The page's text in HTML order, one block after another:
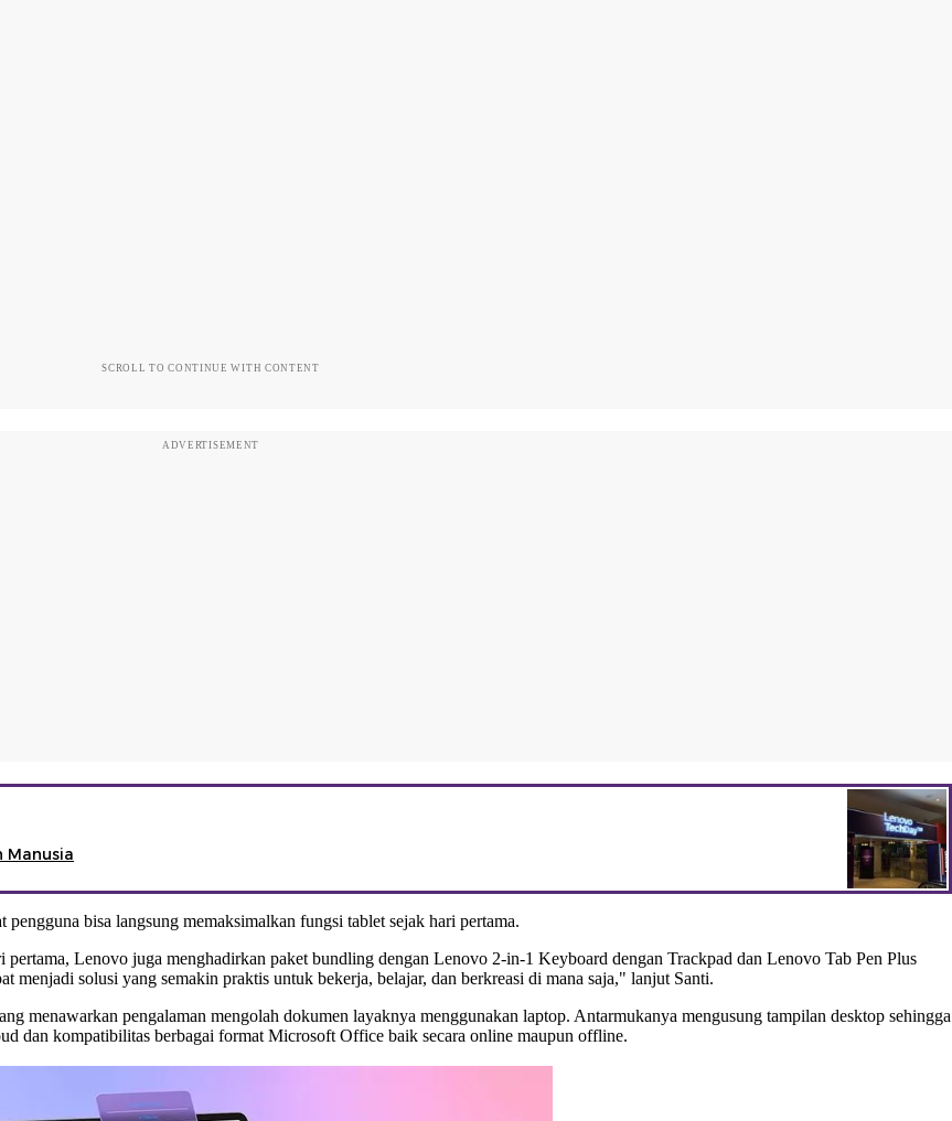
SCROLL TO CONTINUE WITH CONTENT
ADVERTISEMENT
Manusia
bisa langsung memaksimalkan fungsi tablet sejak hari pertama.
Lenovo juga menghadirkan paket bundling dengan Lenovo 2-in-1 Keyboard dengan Trackpad dan Lenovo Tab Pen Plus
menjadi solusi yang semakin praktis untuk bekerja, belajar, dan berkreasi di mana saja," lanjut Santi.
menawarkan pengalaman mengolah dokumen layaknya menggunakan laptop. Antarmukanya mengusung tampilan desktop sehingga
dan kompatibilitas berbagai format Microsoft Office baik secara online maupun offline.